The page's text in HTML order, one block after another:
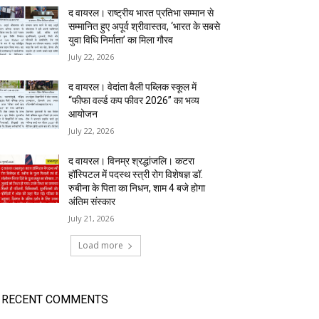
द वायरल। राष्ट्रीय भारत प्रतिभा सम्मान से
सम्मानित हुए अपूर्व श्रीवास्तव, ‘भारत के सबसे
युवा विधि निर्माता’ का मिला गौरव
July 22, 2026
द वायरल। वेदांता वैली पब्लिक स्कूल में
“फीफा वर्ल्ड कप फीवर 2026” का भव्य
आयोजन
July 22, 2026
द वायरल। विनम्र श्रद्धांजलि। कटरा
हॉस्पिटल में पदस्थ स्त्री रोग विशेषज्ञ डॉ.
रुबीना के पिता का निधन, शाम 4 बजे होगा
अंतिम संस्कार
July 21, 2026
Load more
RECENT COMMENTS